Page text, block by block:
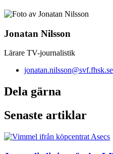
Jonatan Nilsson
Lärare TV-journalistik
jonatan.nilsson@svf.fhsk.se
Dela gärna
Senaste artiklar